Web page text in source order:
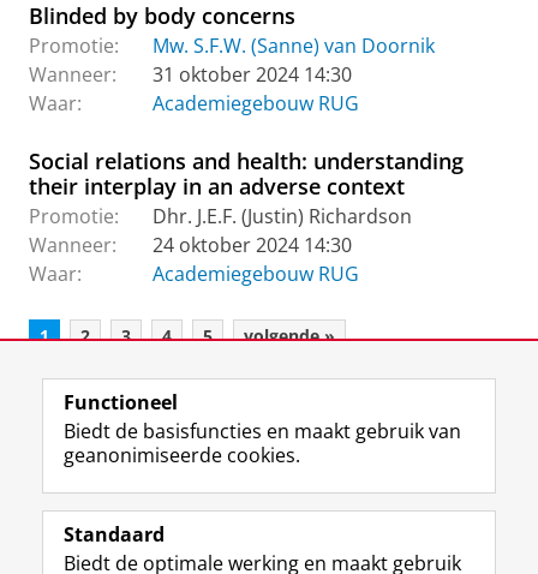
Blinded by body concerns
Promotie:
Mw. S.F.W. (Sanne) van Doornik
Wanneer:
31 oktober 2024 14:30
Waar:
Academiegebouw RUG
Social relations and health: understanding
their interplay in an adverse context
Promotie:
Dhr. J.E.F. (Justin) Richardson
Wanneer:
24 oktober 2024 14:30
Waar:
Academiegebouw RUG
1 2 3 4 5 volgende »
View this page in:English
Volg de RUG
F
a
e
L
i
k
R
S
-
I
n
t
Y
o
T
Functioneel
Biedt de basisfuncties en maakt gebruik van
geanonimiseerde cookies.
Standaard
Biedt de optimale werking en maakt gebruik